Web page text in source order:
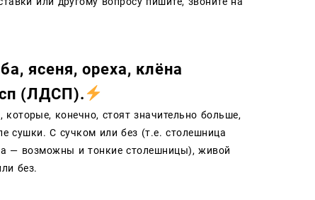
, ясеня, ореха, клёна
(ЛДСП).
конечно, стоят значительно больше,
сушки. С сучком или без (т.е. столешница
— возможны и тонкие столешницы), живой
или без.